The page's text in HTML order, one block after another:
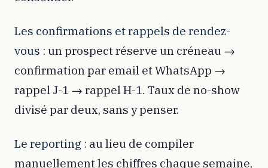
Les confirmations et rappels de rendez-
vous : un prospect réserve un créneau →
confirmation par email et WhatsApp →
rappel J-1 → rappel H-1. Taux de no-show
divisé par deux, sans y penser.
Le reporting : au lieu de compiler
manuellement les chiffres chaque semaine,